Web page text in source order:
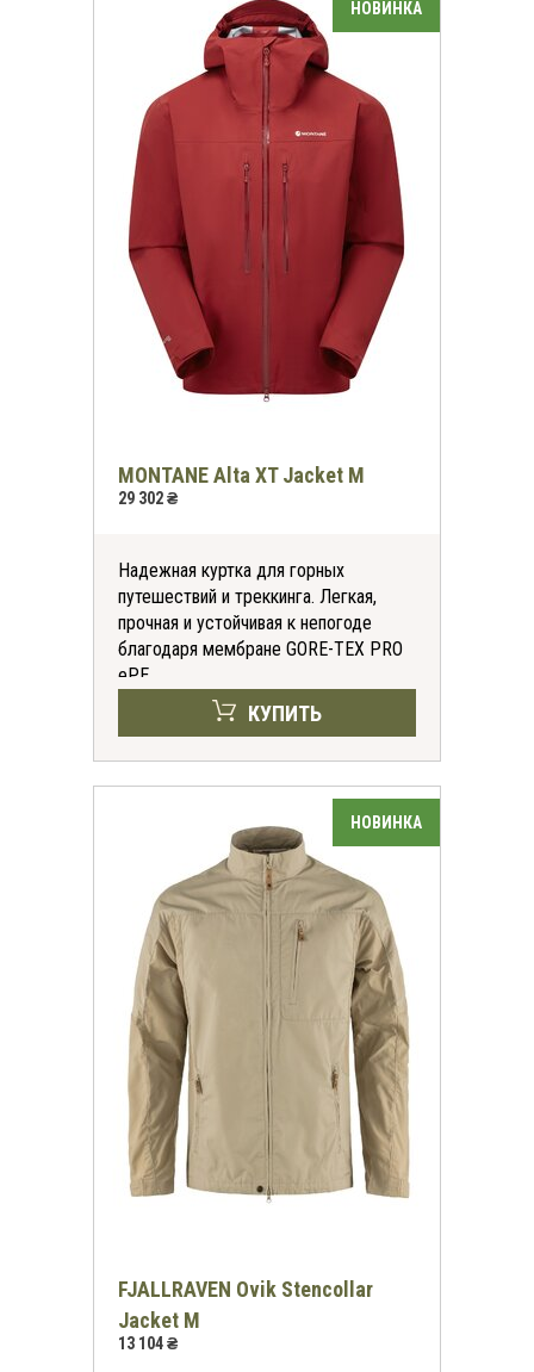
MONTANE Alta XT Jacket M
29 302 ₴
Надежная куртка для горных
путешествий и треккинга. Легкая,
прочная и устойчивая к непогоде
благодаря мембране GORE-TEX PRO
ePE.
КУПИТЬ
FJALLRAVEN Ovik Stencollar
Jacket M
13 104 ₴